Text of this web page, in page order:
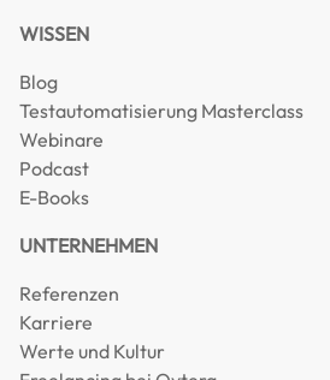
WISSEN
Blog
Testautomatisierung Masterclass
Webinare
Podcast
E-Books
UNTERNEHMEN
Referenzen
Karriere
Werte und Kultur